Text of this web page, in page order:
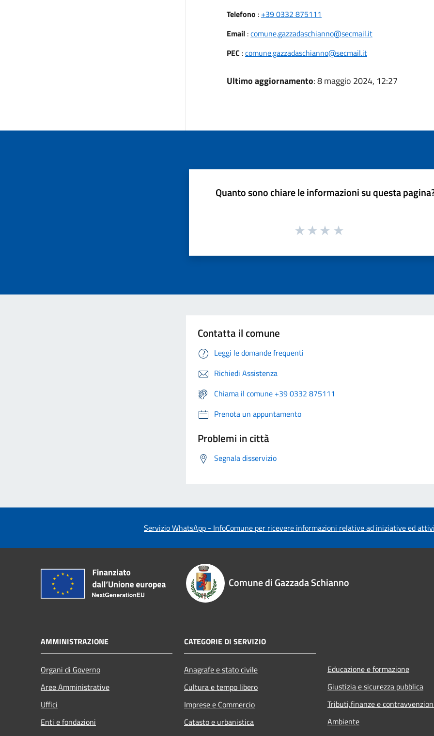
Telefono : +39 0332 875111
Email:comune.gazzadaschianno@secmail.it
PEC :comune.gazzadaschianno@secmail.it
Ultimo aggiornamento: 8 maggio 2024, 12:27
Quanto sono chiare le informazioni su questa
Contatta il comune
Leggi le domande frequenti
Richiedi Assistenza
Chiama il comune +39 0332 875111
Prenota un appuntamento
Problemi in città
Segnala disservizio
Servizio WhatsApp - InfoComune per ricevere informazioni relative ad iniziative ed
Comune di Gazzada Schianno
AMMINISTRAZIONE
Organi di Governo
Aree Amministrative
Uffici
Enti e fondazioni
CATEGORIE DI SERVIZIO
Anagrafe e stato civile
Cultura e tempo libero
Imprese e Commercio
Catasto e urbanistica
Educazione e formazione
Giustizia e sicurezza pubblica
Tributi,finanze e
Ambiente